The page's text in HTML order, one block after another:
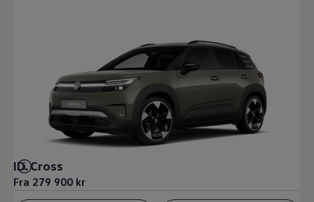
ID. Cross
Fra 279 900 kr